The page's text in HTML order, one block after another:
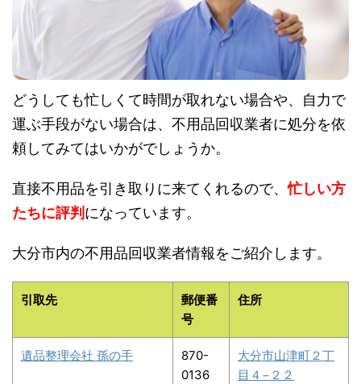
どうしても忙しくて時間が取れない場合や、自力で
運ぶ手段がない場合は、不用品回収業者に処分を依
頼してみてはいかがでしょうか。
直接不用品を引き取りに来てくれるので、忙しい方
たちに評判 になっています。
大分市内の不用品回収業者情報をご紹介します。
引取先
郵便番
号
住所
遺品整理会社 孫の手
870-
0136
大分市山津町２丁
目４−２２